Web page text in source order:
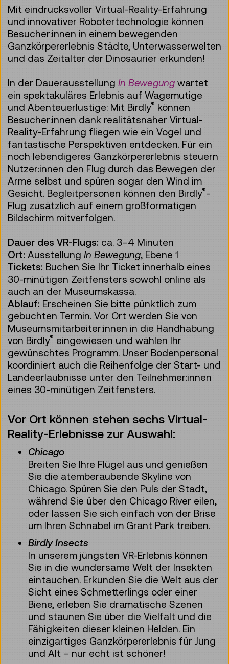
Mit eindrucksvoller Virtual-Reality-Erfahrung
und innovativer Robotertechnologie können
Besucher:innen in einem bewegenden
Ganzkörpererlebnis Städte, Unterwasserwelten
und das Zeitalter der Dinosaurier erkunden!
In der Dauerausstellung In Bewegung wartet
ein spektakuläres Erlebnis auf Wagemutige
und Abenteuerlustige: Mit Birdly® können
Besucher:innen dank realitätsnaher Virtual-
Reality-Erfahrung fliegen wie ein Vogel und
fantastische Perspektiven entdecken. Für ein
noch lebendigeres Ganzkörpererlebnis steuern
Nutzer:innen den Flug durch das Bewegen der
Arme selbst und spüren sogar den Wind im
Gesicht. Begleitpersonen können den Birdly®-
Flug zusätzlich auf einem großformatigen
Bildschirm mitverfolgen.
Dauer des VR-Flugs: ca. 3–4 Minuten
Ort: Ausstellung In Bewegung, Ebene 1
Tickets: Buchen Sie Ihr Ticket innerhalb eines
30-minütigen Zeitfensters sowohl online als
auch an der Museumskassa.
Ablauf: Erscheinen Sie bitte pünktlich zum
gebuchten Termin. Vor Ort werden Sie von
Museumsmitarbeiter:innen in die Handhabung
von Birdly® eingewiesen und wählen Ihr
gewünschtes Programm. Unser Bodenpersonal
koordiniert auch die Reihenfolge der Start- und
Landeerlaubnisse unter den Teilnehmer:innen
eines 30-minütigen Zeitfensters.
Vor Ort können stehen sechs Virtual-
Reality-Erlebnisse zur Auswahl:
Chicago
Breiten Sie Ihre Flügel aus und genießen
Sie die atemberaubende Skyline von
Chicago. Spüren Sie den Puls der Stadt,
während Sie über den Chicago River eilen,
oder lassen Sie sich einfach von der Brise
um Ihren Schnabel im Grant Park treiben.
Birdly Insects
In unserem jüngsten VR-Erlebnis können
Sie in die wundersame Welt der Insekten
eintauchen. Erkunden Sie die Welt aus der
Sicht eines Schmetterlings oder einer
Biene, erleben Sie dramatische Szenen
und staunen Sie über die Vielfalt und die
Fähigkeiten dieser kleinen Helden. Ein
einzigartiges Ganzkörpererlebnis für Jung
und Alt – nur echt ist schöner!